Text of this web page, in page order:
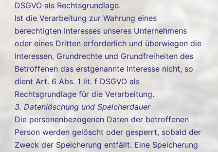
DSGVO als Rechtsgrundlage.
Ist die Verarbeitung zur Wahrung eines
berechtigten Interesses unseres Unternehmens
oder eines Dritten erforderlich und überwiegen die
Interessen, Grundrechte und Grundfreiheiten des
Betroffenen das erstgenannte Interesse nicht, so
dient Art. 6 Abs. 1 lit. f DSGVO als
Rechtsgrundlage für die Verarbeitung.
3. Datenlöschung und Speicherdauer
Die personenbezogenen Daten der betroffenen
Person werden gelöscht oder gesperrt, sobald der
Zweck der Speicherung entfällt. Eine Speicherung